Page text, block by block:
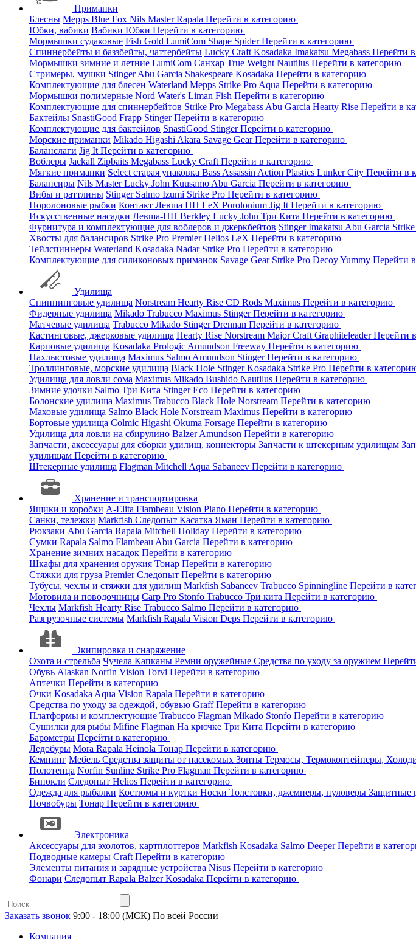
Приманки
Блесны Mepps Blue Fox Nils MasterRapala Перейти в категорию
Юбки, вабики Вабики Юбки Перейти в категорию
Мормышки судаковые Fish Gold LumiCom Shape SpiderПерейти в категорию
Спиннербейты и баззбейты, чаттербейты Lucky Craft Kosadaka Imakatsu Megabass Перейти
Мормышки зимние и летние LumiCom Санхар True Weight Nautilus Перейти в категорию
Стримеры, мушки StingerAbu Garcia Shakespeare Kosadaka Перейти в категорию
Комплектующие для блесен Waterland Mepps Strike Pro Aqua Перейти в категорию
Мормышки полимерные Nord Water's Liman Fish Перейти в категорию
Комплектующие для спиннербейтов Strike Pro Megabass Abu Garcia Hearty Rise Перейти в
Бактейлы SnastiGood Frapp StingerПерейти в категорию
Комплектующие для бактейлов SnastiGood StingerПерейти в категорию
Морские приманки Mikado Higashi Akara Savage GearПерейти в категорию
Баланслаги Jig It Перейти в категорию
Воблеры Jackall Zipbaits Megabass Lucky Craft Перейти в категорию
Мягкие приманки Select старая упаковка Bass Assassin Action Plastics Lunker City Перейти в
Балансиры Nils MasterLucky John Kuusamo Abu Garcia Перейти в категорию
Вибы и раттлины Stinger Salmo Izumi Strike Pro Перейти в категорию
Поролоновые рыбки Контакт Левша НН LeX Porolonium Jig It Перейти в категорию
Искусственные насадки Левша-НН Berkley Lucky John Три Кита Перейти в категорию
Фурнитура и комплектующие для воблеров и джеркбейтов StingerImakatsu Abu Garcia
Хвосты для балансиров Strike Pro PremierHelios LeX Перейти в категорию
Тейлспиннеры Waterland Kosadaka Nadar Strike Pro Перейти в категорию
Комплектующие для силиконовых приманок Savage Gear Strike Pro DecoyYummy Перейти
Удилища
Спиннинговые удилища Norstream Hearty Rise CD Rods Maximus Перейти в категорию
Фидерные удилища Mikado Trabucco Maximus StingerПерейти в категорию
Матчевые удилища Trabucco Mikado StingerDrennan Перейти в категорию
Кастинговые, джерковые удилища Hearty Rise Norstream Major Craft GraphiteleaderПерейти
Карповые удилища Kosadaka Prologic Amundson Freeway Перейти в категорию
Нахлыстовые удилища Maximus Salmo Amundson StingerПерейти в категорию
Троллинговые, морские удилища Black Hole StingerKosadaka Strike Pro Перейти в
Удилища для ловли сома Maximus Mikado Bushido Nautilus Перейти в категорию
Зимние удочки Salmo Три Кита StingerEco Перейти в категорию
Болонские удилища Maximus Trabucco Black Hole Norstream Перейти в категорию
Маховые удилища Salmo Black Hole Norstream Maximus Перейти в категорию
Бортовые удилища Colmic Higashi Okuma Forsage Перейти в категорию
Удилища для ловли на сбирулино BalzerAmundson Перейти в категорию
Запчасти, аксессуары для сборки удилищ, коннекторы Запчасти к штекерным удилищам
удилищам Перейти в категорию
Штекерные удилища Flagman Mitchell Aqua Sabaneev Перейти в категорию
Хранение и транспортировка
Ящики и коробки A-Elita Flambeau Vision Plano Перейти в категорию
Санки, тележки Markfish Следопыт Касатка Яман Перейти в категорию
Рюкзаки Abu Garcia Rapala Mitchell Holiday Перейти в категорию
Сумки Rapala Salmo Flambeau Abu Garcia Перейти в категорию
Хранение зимних насадок Перейти в категорию
Шкафы для хранения оружия Тонар Перейти в категорию
Стяжки для груза PremierСледопыт Перейти в категорию
Тубусы, чехлы и стяжки для удилищ Markfish Sabaneev Trabucco Spinningline Перейти в
Мотовила и поводочницы Carp Pro Stonfo Trabucco Три кита Перейти в категорию
Чехлы Markfish Hearty Rise Trabucco Salmo Перейти в категорию
Разгрузочные системы Markfish Rapala Vision Deps Перейти в категорию
Экипировка и снаряжение
Охота и стрельба Чучела Капканы Ремни оружейные Средства по уходу за оружием
Обувь Alaskan Norfin Vision Torvi Перейти в категорию
Аптечки Перейти в категорию
Очки Kosadaka Aqua Vision Rapala Перейти в категорию
Средства по уходу за одеждой, обувью GraffПерейти в категорию
Платформы и комплектующие Trabucco Flagman Mikado Stonfo Перейти в категорию
Сушилки для рыбы Mifine Flagman На крючке Три Кита Перейти в категорию
Барометры Перейти в категорию
Ледобуры Mora Rapala Heinola Тонар Перейти в категорию
Кемпинг Мебель Средства защиты от насекомых Зонты Термосы, Термоконтейнеры,
Полотенца Norfin Sunline Strike Pro Flagman Перейти в категорию
Бинокли Следопыт Helios Перейти в категорию
Одежда для рыбалки Костюмы и куртки Носки Толстовки, джемперы, пуловеры Защитные
Почвобуры Тонар Перейти в категорию
Электроника
Аксессуары для эхолотов, картплоттеров Markfish Kosadaka Salmo DeeperПерейти в
Подводные камеры Craft Перейти в категорию
Элементы питания и зарядные устройства Nisus Перейти в категорию
Фонари Следопыт Rapala BalzerKosadaka Перейти в категорию
Заказать звонок 9:00 - 18:00 (МСК) По всей России
Компания